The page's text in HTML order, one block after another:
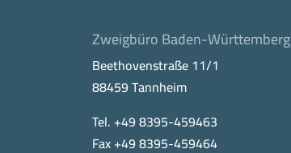
Zweigbüro Baden-Württemberg
Beethovenstraße 11/1
88459 Tannheim
Tel. +49 8395-459463
Fax +49 8395-459464